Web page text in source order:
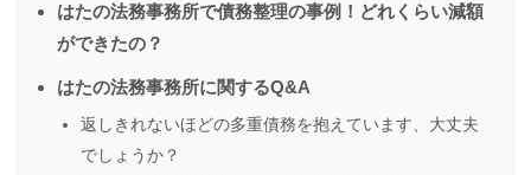
はたの法務事務所で債務整理の事例！どれくらい減額
ができたの？
はたの法務事務所に関するQ&A
返しきれないほどの多重債務を抱えています、大丈夫
でしょうか？